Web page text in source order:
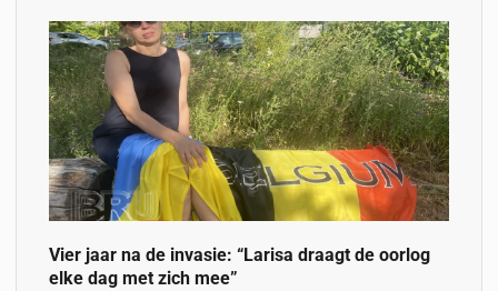
Vier jaar na de invasie: “Larisa draagt de oorlog
elke dag met zich mee”